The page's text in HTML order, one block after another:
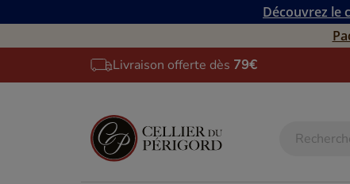
Découvrez le
Livraison offerte dès 79€